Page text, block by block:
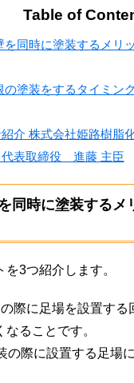
Table of
を同時に塗装するメリ
の塗装をするタイミン
介 株式会社姫路樹脂
表取締役 進藤 主臣
同時に塗装するメ
を3つ紹介します。
際に足場を設置する
ることです。
の際に設置する足場